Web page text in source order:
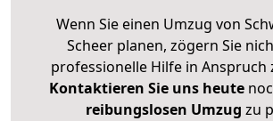
Wenn Sie einen Umzug von
Scheer planen, zögern Sie
professionelle Hilfe in Anspruch
Kontaktieren Sie uns heute
reibungslosen Umzug zu